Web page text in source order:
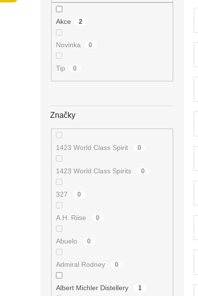
Akce 2
Novinka 0
Tip 0
Značky
1423 World Class Spirit 0
1423 World Class Spirits 0
327 0
A.H. Riise 0
Abuelo 0
Admiral Rodney 0
Albert Michler Distellery 1